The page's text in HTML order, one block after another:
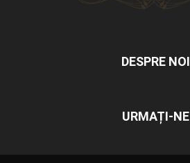
DESPRE NOI
URMAȚI-NE